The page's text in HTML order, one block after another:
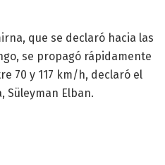
que se declaró hacia las
se propagó rápidamente
70 y 117 km/h, declaró el
Süleyman Elban.